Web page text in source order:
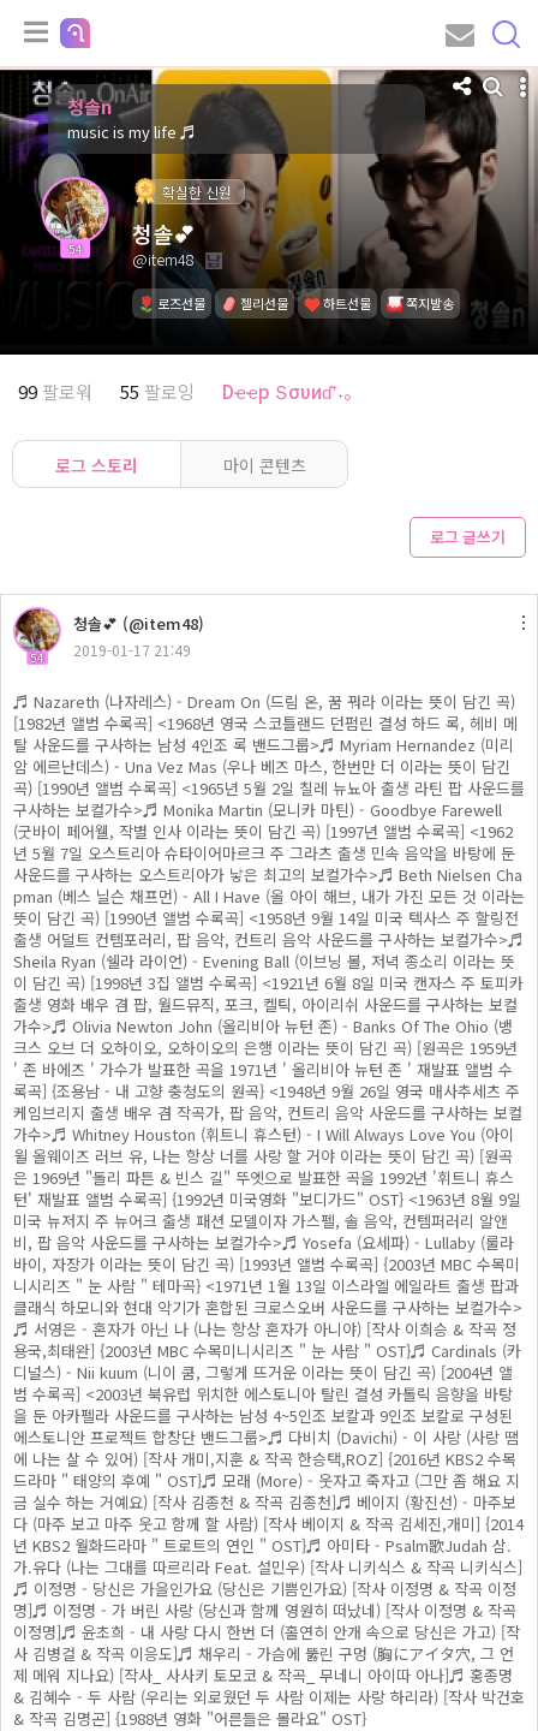
청솔n
music is my life ♬
54
확실한 신원
청솔💕
@item48
로즈선물 젤리선물 하트선물 쪽지발송
99 팔로워 55 팔로잉 Dҽҽp Տσυиɗ⁺˖。
로그 스토리 마이 콘텐츠
로그 글쓰기
54
청솔💕 (@item48)
2019-01-17 21:49
♬ Nazareth (나자레스) - Dream On (드림 온, 꿈 꿔라 이라는 뜻이 담긴 곡)
[1982년 앨범 수록곡] <1968년 영국 스코틀랜드 던펌린 결성 하드 록, 헤비 메
탈 사운드를 구사하는 남성 4인조 록 밴드그룹>♬ Myriam Hernandez (미리
암 에르난데스) - Una Vez Mas (우나 베즈 마스, 한번만 더 이라는 뜻이 담긴
곡) [1990년 앨범 수록곡] <1965년 5월 2일 칠레 뉴뇨아 출생 라틴 팝 사운드를
구사하는 보컬가수>♬ Monika Martin (모니카 마틴) - Goodbye Farewell
(굿바이 페어웰, 작별 인사 이라는 뜻이 담긴 곡) [1997년 앨범 수록곡] <1962
년 5월 7일 오스트리아 슈타이어마르크 주 그라츠 출생 민속 음악을 바탕에 둔
사운드를 구사하는 오스트리아가 낳은 최고의 보컬가수>♬ Beth Nielsen Cha
pman (베스 닐슨 채프먼) - All I Have (올 아이 해브, 내가 가진 모든 것 이라는
뜻이 담긴 곡) [1990년 앨범 수록곡] <1958년 9월 14일 미국 텍사스 주 할링전
출생 어덜트 컨템포러리, 팝 음악, 컨트리 음악 사운드를 구사하는 보컬가수>♬
Sheila Ryan (쉘라 라이언) - Evening Ball (이브닝 볼, 저녁 종소리 이라는 뜻
이 담긴 곡) [1998년 3집 앨범 수록곡] <1921년 6월 8일 미국 캔자스 주 토피카
출생 영화 배우 겸 팝, 월드뮤직, 포크, 켈틱, 아이리쉬 사운드를 구사하는 보컬
가수>♬ Olivia Newton John (올리비아 뉴턴 존) - Banks Of The Ohio (뱅
크스 오브 더 오하이오, 오하이오의 은행 이라는 뜻이 담긴 곡) [원곡은 1959년
' 존 바에즈 ' 가수가 발표한 곡을 1971년 ' 올리비아 뉴턴 존 ' 재발표 앨범 수
록곡] {조용남 - 내 고향 충청도의 원곡} <1948년 9월 26일 영국 매사추세츠 주
케임브리지 출생 배우 겸 작곡가, 팝 음악, 컨트리 음악 사운드를 구사하는 보컬
가수>♬ Whitney Houston (휘트니 휴스턴) - I Will Always Love You (아이
윌 올웨이즈 러브 유, 나는 항상 너를 사랑 할 거야 이라는 뜻이 담긴 곡) [원곡
은 1969년 "돌리 파튼 & 빈스 길" 뚜엣으로 발표한 곡을 1992년 '휘트니 휴스
턴' 재발표 앨범 수록곡] {1992년 미국영화 "보디가드" OST} <1963년 8월 9일
미국 뉴저지 주 뉴어크 출생 패션 모델이자 가스펠, 솔 음악, 컨템퍼러리 알앤
비, 팝 음악 사운드를 구사하는 보컬가수>♬ Yosefa (요세파) - Lullaby (룰라
바이, 자장가 이라는 뜻이 담긴 곡) [1993년 앨범 수록곡] {2003년 MBC 수목미
니시리즈 " 눈 사람 " 테마곡} <1971년 1월 13일 이스라엘 에일라트 출생 팝과
클래식 하모니와 현대 악기가 혼합된 크로스오버 사운드를 구사하는 보컬가수>
♬ 서영은 - 혼자가 아닌 나 (나는 항상 혼자가 아니야) [작사 이희승 & 작곡 정
용국,최태완] {2003년 MBC 수목미니시리즈 " 눈 사람 " OST}♬ Cardinals (카
디널스) - Nii kuum (니이 쿰, 그렇게 뜨거운 이라는 뜻이 담긴 곡) [2004년 앨
범 수록곡] <2003년 북유럽 위치한 에스토니아 탈린 결성 카톨릭 음향을 바탕
을 둔 아카펠라 사운드를 구사하는 남성 4~5인조 보칼과 9인조 보칼로 구성된
에스토니안 프로젝트 합창단 밴드그룹>♬ 다비치 (Davichi) - 이 사랑 (사랑 땜
에 나는 살 수 있어) [작사 개미,지훈 & 작곡 한승택,ROZ] {2016년 KBS2 수목
드라마 " 태양의 후예 " OST}♬ 모래 (More) - 웃자고 죽자고 (그만 좀 해요 지
금 실수 하는 거예요) [작사 김종천 & 작곡 김종천]♬ 베이지 (황진선) - 마주보
다 (마주 보고 마주 웃고 함께 할 사람) [작사 베이지 & 작곡 김세진,개미] {2014
년 KBS2 월화드라마 " 트로트의 연인 " OST}♬ 아미타 - Psalm歌Judah 삼.
가.유다 (나는 그대를 따르리라 Feat. 설민우) [작사 니키식스 & 작곡 니키식스]
♬ 이정명 - 당신은 가을인가요 (당신은 기쁨인가요) [작사 이정명 & 작곡 이정
명]♬ 이정명 - 가 버린 사랑 (당신과 함께 영원히 떠났네) [작사 이정명 & 작곡
이정명]♬ 윤초희 - 내 사랑 다시 한번 더 (홀연히 안개 속으로 당신은 가고) [작
사 김병걸 & 작곡 이응도]♬ 채우리 - 가슴에 뚫린 구멍 (胸にアイタ穴, 그 언
제 메워 지나요) [작사_ 사사키 토모코 & 작곡_ 무네니 아이따 아나]♬ 홍종명
& 김혜수 - 두 사람 (우리는 외로웠던 두 사람 이제는 사랑 하리라) [작사 박건호
& 작곡 김명곤] {1988년 영화 "어른들은 몰라요" OST}